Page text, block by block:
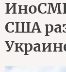
США